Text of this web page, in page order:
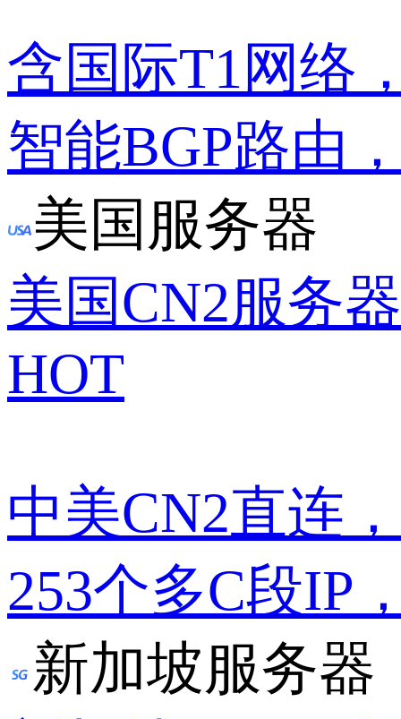
含国际T1网络
智能BGP路由
美国服务器
美国CN2服务器
HOT
中美CN2直连
253个多C段IP
新加坡服务器